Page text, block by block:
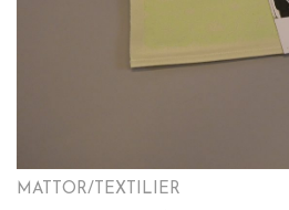
MATTOR/TEXTILIER